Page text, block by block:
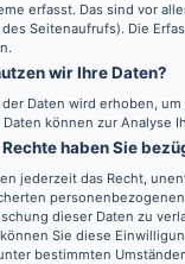
erfasst. Das sind vor
Seitenaufrufs). Die
wir Ihre Daten?
der Daten wird erhoben,
können zur Analyse
haben Sie
jederzeit das Recht,
dieser Daten zu
Sie diese
bestimmten